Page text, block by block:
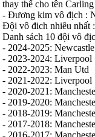
thay thế cho tên
- Đương kim vô địch :
Đội vô đich nhiêu nhất
Danh sách 10 đội vô
- 2024-2025:
- 2023-2024: Liverpool
- 2022-2023: Man Utd
- 2021-2022: Liverpool
- 2020-2021:
- 2019-2020:
- 2018-2019:
- 2017-2018:
- 2016-2017: